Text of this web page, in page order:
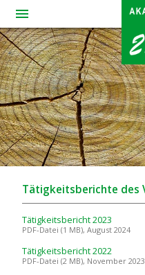
Tätigkeitsberichte des
Tätigkeitsbericht 2023
PDF-Datei (1 MB), August 2024
Tätigkeitsbericht 2022
PDF-Datei (2 MB), November 2023
menue